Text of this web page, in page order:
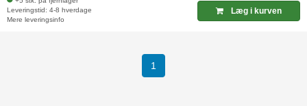
Leveringstid: 4-8 hverdage
Mere leveringsinfo
Læg i kurven
1